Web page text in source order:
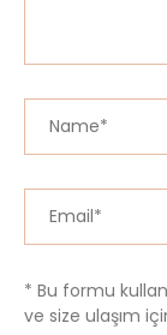
* Bu formu
ve size ulaşım